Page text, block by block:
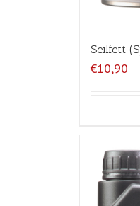
Seilfett
€10,90